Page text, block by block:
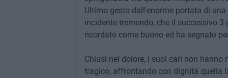
Ultimo gesto dall'enorme portata di
incidente tremendo, che il successivo
ricordato come buono ed ha segnato
Chiusi nel dolore, i suoi cari non
tragico, affrontando con dignità quella